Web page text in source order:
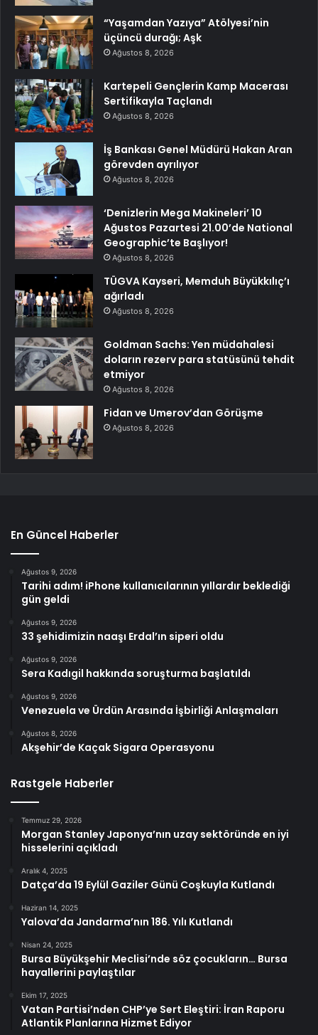
“Yaşamdan Yazıya” Atölyesi’nin
üçüncü durağı; Aşk
Ağustos 8, 2026
Kartepeli Gençlerin Kamp Macerası
Sertifikayla Taçlandı
Ağustos 8, 2026
İş Bankası Genel Müdürü Hakan Aran
görevden ayrılıyor
Ağustos 8, 2026
‘Denizlerin Mega Makineleri’ 10
Ağustos Pazartesi 21.00’de National
Geographic’te Başlıyor!
Ağustos 8, 2026
TÜGVA Kayseri, Memduh Büyükkılıç’ı
ağırladı
Ağustos 8, 2026
Goldman Sachs: Yen müdahalesi
doların rezerv para statüsünü tehdit
etmiyor
Ağustos 8, 2026
Fidan ve Umerov’dan Görüşme
Ağustos 8, 2026
En Güncel Haberler
Ağustos 9, 2026
Tarihi adım! iPhone kullanıcılarının yıllardır beklediği
gün geldi
Ağustos 9, 2026
33 şehidimizin naaşı Erdal’ın siperi oldu
Ağustos 9, 2026
Sera Kadıgil hakkında soruşturma başlatıldı
Ağustos 9, 2026
Venezuela ve Ürdün Arasında İşbirliği Anlaşmaları
Ağustos 8, 2026
Akşehir’de Kaçak Sigara Operasyonu
Rastgele Haberler
Temmuz 29, 2026
Morgan Stanley Japonya’nın uzay sektöründe en iyi
hisselerini açıkladı
Aralık 4, 2025
Datça’da 19 Eylül Gaziler Günü Coşkuyla Kutlandı
Haziran 14, 2025
Yalova’da Jandarma’nın 186. Yılı Kutlandı
Nisan 24, 2025
Bursa Büyükşehir Meclisi’nde söz çocukların… Bursa
hayallerini paylaştılar
Ekim 17, 2025
Vatan Partisi’nden CHP’ye Sert Eleştiri: İran Raporu
Atlantik Planlarına Hizmet Ediyor